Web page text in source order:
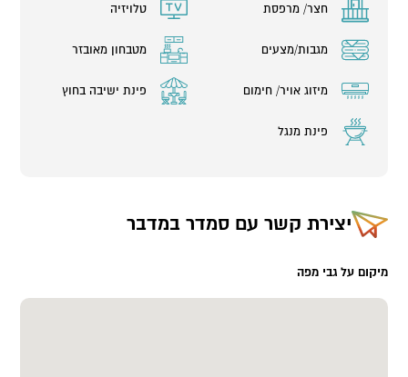
חצר/ מרפסת טלויזיה
מגבות/מצעים מטבחון מאובזר
מיזוג אויר/ חימום פינת ישיבה בחוץ
פינת מנגל
יצירת קשר עם סמדר במדבר
מיקום על גבי מפה